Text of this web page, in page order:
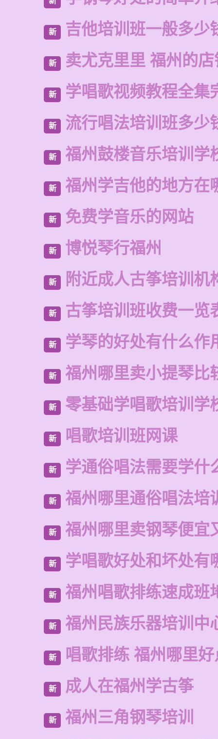
新 吉他培训班一般多少
新 卖尤克里里 福州的
新 学唱歌视频教程全集
新 流行唱法培训班多少
新 福州鼓楼音乐培训学
新 福州学吉他的地方在
新 免费学音乐的网站
新 博悦琴行福州
新 附近成人古筝培训机
新 古筝培训班收费一览
新 学琴的好处有什么作
新 福州哪里卖小提琴比
新 零基础学唱歌培训学
新 唱歌培训班网课
新 学通俗唱法需要学什
新 福州哪里通俗唱法培
新 福州哪里卖钢琴便宜
新 学唱歌好处和坏处有
新 福州唱歌排练速成班
新 福州民族乐器培训中
新 唱歌排练 福州哪里
新 成人在福州学古筝
新 福州三角钢琴培训